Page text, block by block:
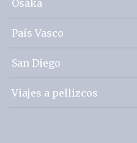
Osaka
País Vasco
San Diego
Viajes a pellizcos